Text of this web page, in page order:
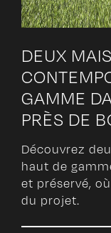
DEUX
GAMME
PRÈS DE
Découvrez
haut de
et préservé,
du projet.